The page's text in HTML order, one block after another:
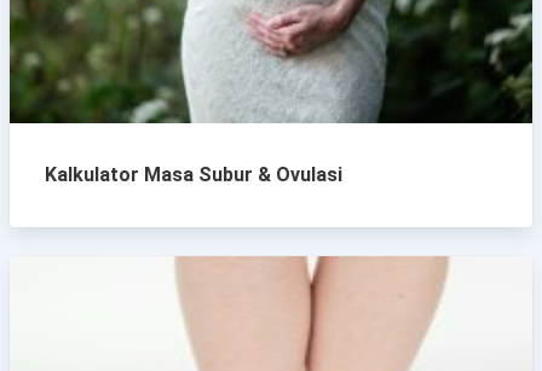
Kalkulator Masa Subur & Ovulasi